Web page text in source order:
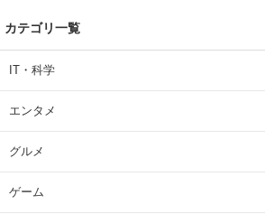
カテゴリ一覧
IT・科学
エンタメ
グルメ
ゲーム